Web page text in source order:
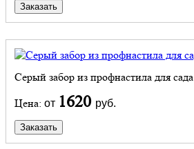
Заказать
Серый забор из профнастила для сада
Цена: от 1620 руб.
Заказать